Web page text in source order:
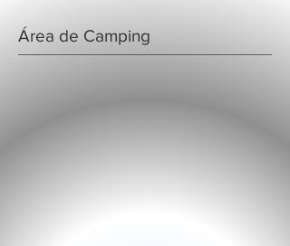
Área de Camping